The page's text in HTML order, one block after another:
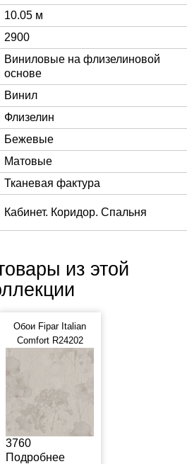
10.05 м
2900
Виниловые на флизелиновой
основе
Винил
Флизелин
Бежевые
Матовые
Тканевая фактура
Кабинет. Коридор. Спальня
из этой
Обои Fipar Italian
Comfort R24202
3760
Подробнее